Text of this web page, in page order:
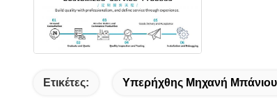
Ετικέτες: Υπερήχθης Μηχανή Μπάνιου